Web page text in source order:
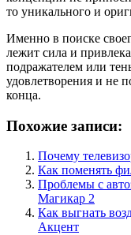
то уникального и
Именно в поиске
лежит сила и
подражателем или
удовлетворения и не
конца.
Похожие записи:
Почему
Как поменять
Проблемы с
Магикар 2
Как выгнать
Акцент